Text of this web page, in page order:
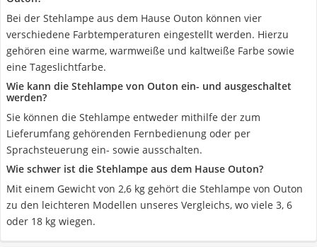
Bei der Stehlampe aus dem Hause Outon können vier
verschiedene Farbtemperaturen eingestellt werden. Hierzu
gehören eine warme, warmweiße und kaltweiße Farbe sowie
eine Tageslichtfarbe.
Wie kann die Stehlampe von Outon ein- und ausgeschaltet
werden?
Sie können die Stehlampe entweder mithilfe der zum
Lieferumfang gehörenden Fernbedienung oder per
Sprachsteuerung ein- sowie ausschalten.
Wie schwer ist die Stehlampe aus dem Hause Outon?
Mit einem Gewicht von 2,6 kg gehört die Stehlampe von Outon
zu den leichteren Modellen unseres Vergleichs, wo viele 3, 6
oder 18 kg wiegen.